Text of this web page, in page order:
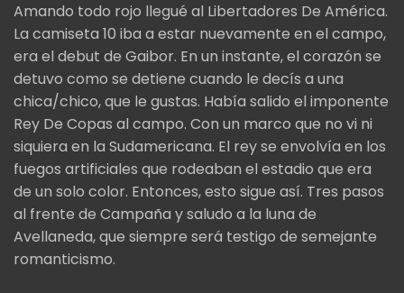
Amando todo rojo llegué al Libertadores De América.
La camiseta 10 iba a estar nuevamente en el campo,
era el debut de Gaibor. En un instante, el corazón se
detuvo como se detiene cuando le decís a una
chica/chico, que le gustas. Había salido el imponente
Rey De Copas al campo. Con un marco que no vi ni
siquiera en la Sudamericana. El rey se envolvía en los
fuegos artificiales que rodeaban el estadio que era
de un solo color. Entonces, esto sigue así. Tres pasos
al frente de Campaña y saludo a la luna de
Avellaneda, que siempre será testigo de semejante
romanticismo.